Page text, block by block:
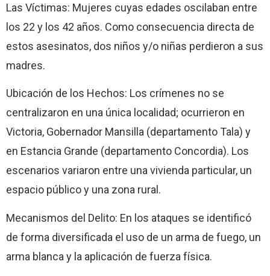
Las Víctimas: Mujeres cuyas edades oscilaban entre
los 22 y los 42 años. Como consecuencia directa de
estos asesinatos, dos niños y/o niñas perdieron a sus
madres.
Ubicación de los Hechos: Los crímenes no se
centralizaron en una única localidad; ocurrieron en
Victoria, Gobernador Mansilla (departamento Tala) y
en Estancia Grande (departamento Concordia). Los
escenarios variaron entre una vivienda particular, un
espacio público y una zona rural.
Mecanismos del Delito: En los ataques se identificó
de forma diversificada el uso de un arma de fuego, un
arma blanca y la aplicación de fuerza física.